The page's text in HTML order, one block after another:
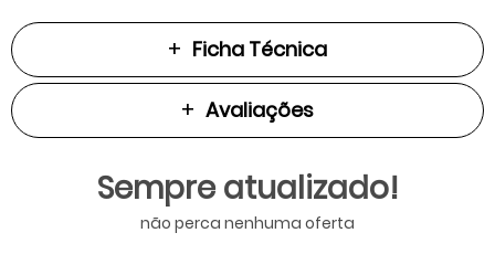
Ficha Técnica
Avaliações
Sempre atualizado!
não perca nenhuma oferta